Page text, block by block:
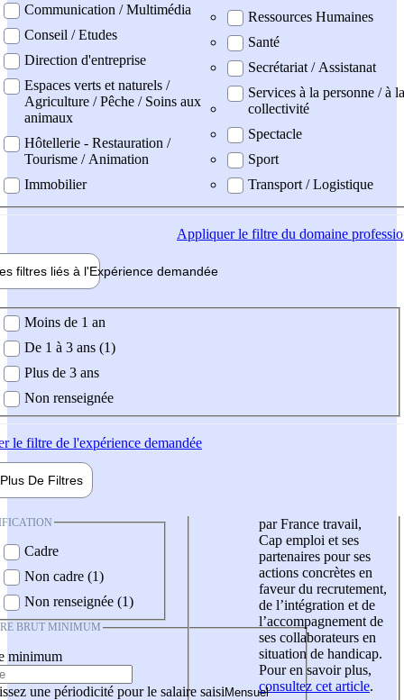
Communication / Multimédia
Conseil / Etudes
Direction d'entreprise
Espaces verts et naturels /
Agriculture / Pêche / Soins aux
animaux
Hôtellerie - Restauration /
Tourisme / Animation
Immobilier
Ressources Humaines
Santé
Secrétariat / Assistanat
Services à la personne / à la
collectivité
Spectacle
Sport
Transport / Logistique
Appliquerle filtre du domaine
filtres liés à l'Expérience demandée
demandée
Moins de 1 an
De 1 à 3 ans (1)
Plus de 3 ans
Non renseignée
le filtre de l'expérience demandée
Plus De Filtres
Cadre
Non cadre (1)
Non renseignée (1)
BRUT MINIMUM
minimum
une périodicité pour le salaire saisi
par France travail,
Cap emploi et ses
partenaires pour ses
actions concrètes en
faveur du recrutement,
de l’intégration et de
l’accompagnement de
ses collaborateurs en
situation de handicap.
Pour en savoir plus,
consultez cet article.